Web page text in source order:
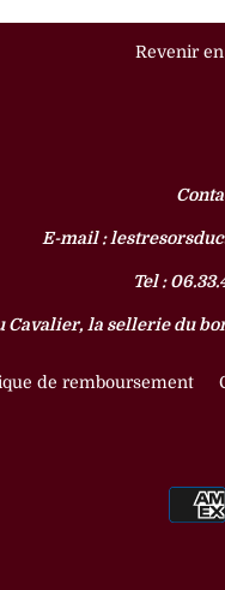
Revenir
E-mail :
Tel :
Cavalier, la sellerie du
de remboursement